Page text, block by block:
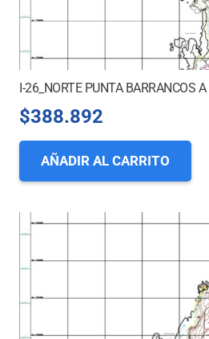
I-26_NORTE PUNTA BARRANCOS
$388.892
AÑADIR AL CARRITO